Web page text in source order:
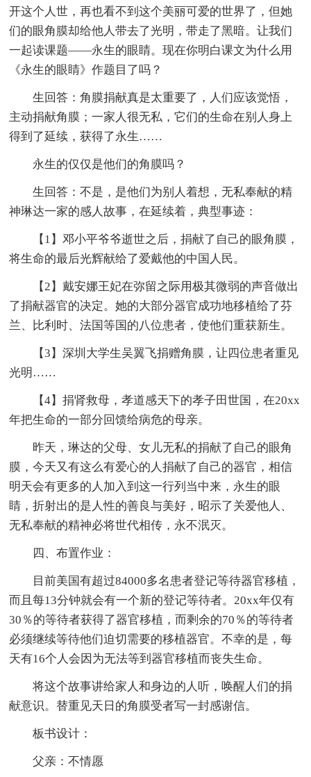
开这个人世，再也看不到这个美丽可爱的世界了，但她
们的眼角膜却给他人带去了光明，带走了黑暗。让我们
一起读课题——永生的眼睛。现在你明白课文为什么用
《永生的眼睛》作题目了吗？
生回答：角膜捐献真是太重要了，人们应该觉悟，
主动捐献角膜；一家人很无私，它们的生命在别人身上
得到了延续，获得了永生……
永生的仅仅是他们的角膜吗？
生回答：不是，是他们为别人着想，无私奉献的精
神琳达一家的感人故事，在延续着，典型事迹：
【1】邓小平爷爷逝世之后，捐献了自己的眼角膜，
将生命的最后光辉献给了爱戴他的中国人民。
【2】戴安娜王妃在弥留之际用极其微弱的声音做出
了捐献器官的决定。她的大部分器官成功地移植给了芬
兰、比利时、法国等国的八位患者，使他们重获新生。
【3】深圳大学生吴翼飞捐赠角膜，让四位患者重见
光明……
【4】捐肾救母，孝道感天下的孝子田世国，在20xx
年把生命的一部分回馈给病危的母亲。
昨天，琳达的父母、女儿无私的捐献了自己的眼角
膜，今天又有这么有爱心的人捐献了自己的器官，相信
明天会有更多的人加入到这一行列当中来，永生的眼
睛，折射出的是人性的善良与美好，昭示了关爱他人、
无私奉献的精神必将世代相传，永不泯灭。
四、布置作业：
目前美国有超过84000多名患者登记等待器官移植，
而且每13分钟就会有一个新的登记等待者。20xx年仅有
30％的等待者获得了器官移植，而剩余的70％的等待者
必须继续等待他们迫切需要的移植器官。不幸的是，每
天有16个人会因为无法等到器官移植而丧失生命。
将这个故事讲给家人和身边的人听，唤醒人们的捐
献意识。替重见天日的角膜受者写一封感谢信。
板书设计：
父亲：不情愿